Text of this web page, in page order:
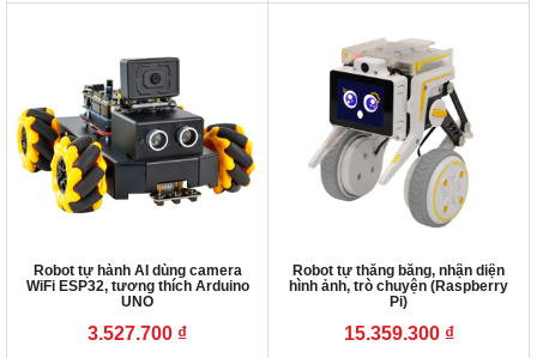
Robot tự hành AI dùng camera
WiFi ESP32, tương thích Arduino
UNO
3.527.700 ₫
Robot tự thăng bằng, nhận diện
hình ảnh, trò chuyện (Raspberry
Pi)
15.359.300 ₫